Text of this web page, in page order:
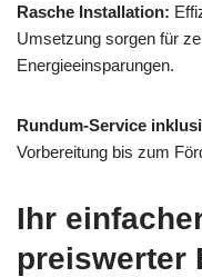
Rasche Installation:
Umsetzung sorgen für
Energieeinsparungen.
Rundum-Service
Vorbereitung bis zum
Ihr
preiswerter